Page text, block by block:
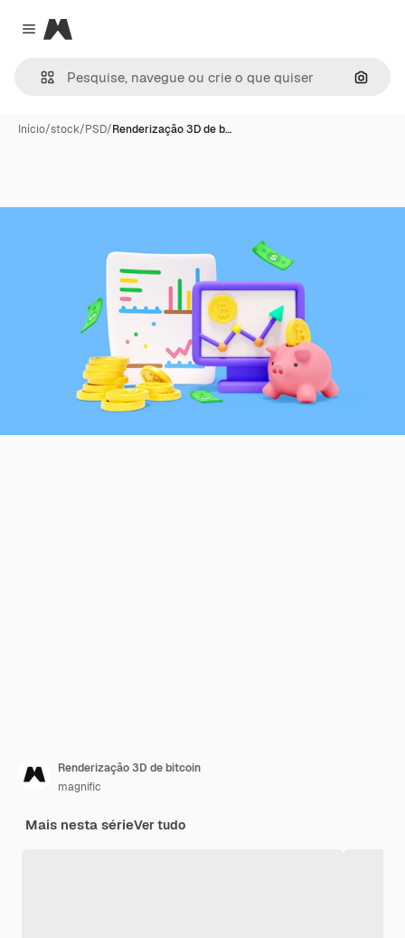
Close menu
Magnific
Início/stock/PSD/Renderização 3D de b…
Renderização 3D de bitcoin
magnific
Mais nesta sérieVer tudo